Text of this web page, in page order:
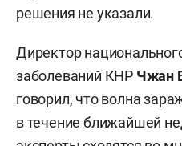
решения не указали.
Директор
заболеваний КНР Чжан
говорил, что волна
в течение ближайшей